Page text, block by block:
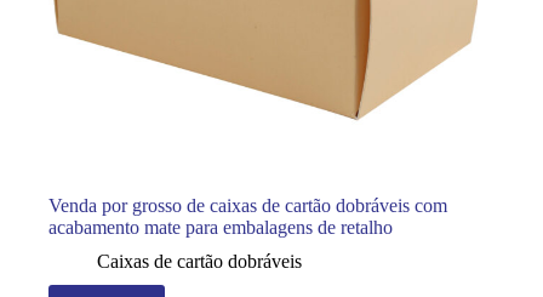
Venda por grosso de caixas de cartão dobráveis com
acabamento mate para embalagens de retalho
Caixas de cartão dobráveis